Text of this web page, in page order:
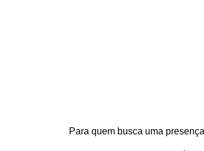
Para quem busca uma